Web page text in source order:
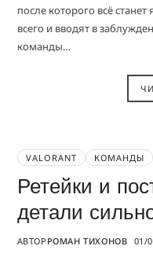
после которого всё
всего и вводят в
команды…
VALORANT КОМАНДЫ
Ретейки и
детали
АВТОР РОМАН ТИХОНОВ 01/